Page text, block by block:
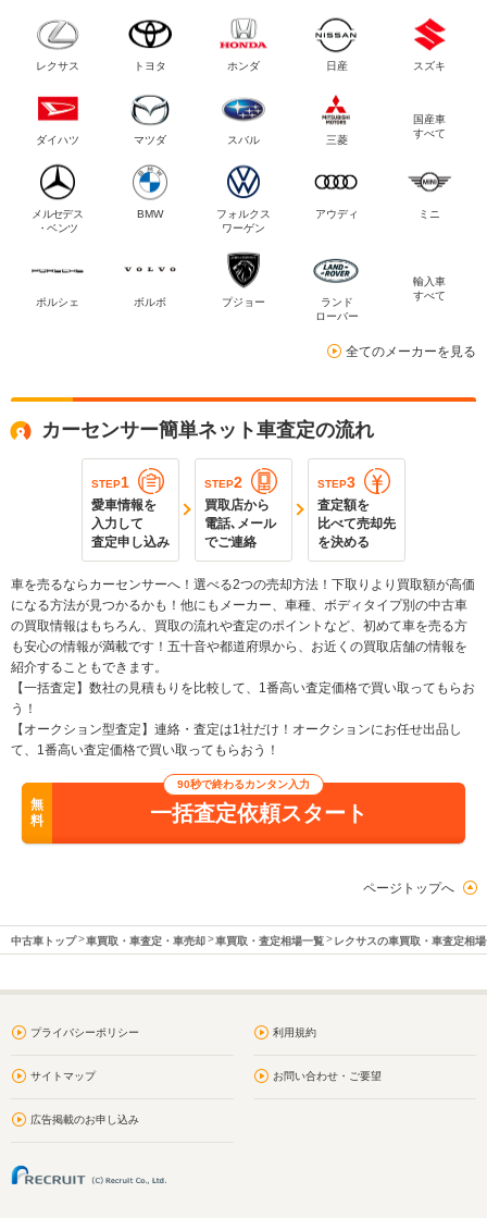
レクサス トヨタ ホンダ 日産 スズキ
ダイハツ マツダ スバル 三菱
国産車
すべて
メルセデス
・ベンツ
BMW
フォルクス
ワーゲン
アウディ ミニ
ポルシェ ボルボ プジョー
ランド
ローバー
輸入車
すべて
全てのメーカーを見る
カーセンサー簡単ネット車査定の流れ
STEP1
愛車情報を
入力して
査定申し込み
STEP2
買取店から
電話､メール
でご連絡
STEP3
査定額を
比べて売却先
を決める
車を売るならカーセンサーへ！選べる2つの売却方法！下取りより買取額が高価
になる方法が見つかるかも！他にもメーカー、車種、ボディタイプ別の中古車
の買取情報はもちろん、買取の流れや査定のポイントなど、初めて車を売る方
も安心の情報が満載です！五十音や都道府県から、お近くの買取店舗の情報を
紹介することもできます。
【一括査定】数社の見積もりを比較して、1番高い査定価格で買い取ってもらお
う！
【オークション型査定】連絡・査定は1社だけ！オークションにお任せ出品し
て、1番高い査定価格で買い取ってもらおう！
無
料
90秒で終わるカンタン入力
一括査定依頼スタート
ページトップへ
中古車トップ 車買取・車査定・車売却 車買取・査定相場一覧 レクサスの車買取・車査定相
プライバシーポリシー 利用規約
サイトマップ お問い合わせ・ご要望
広告掲載のお申し込み